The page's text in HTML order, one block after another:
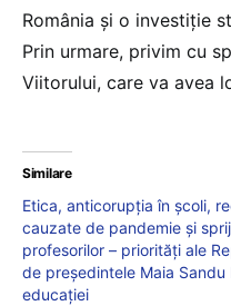
România și o investiție
Prin urmare, privim cu
Viitorului, care va avea
Similare
Etica, anticorupția în școli,
cauzate de pandemie și
profesorilor – priorități ale
de președintele Maia
educației